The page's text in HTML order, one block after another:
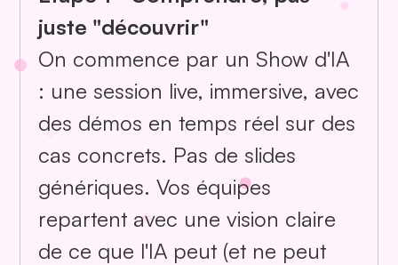
Samsung
Electronics
France - Lunch
& Learn
juste "découvrir"
On commence par un Show d'IA
: une session live, immersive, avec
des démos en temps réel sur des
cas concrets. Pas de slides
génériques. Vos équipes
repartent avec une vision claire
de ce que l'IA peut (et ne peut